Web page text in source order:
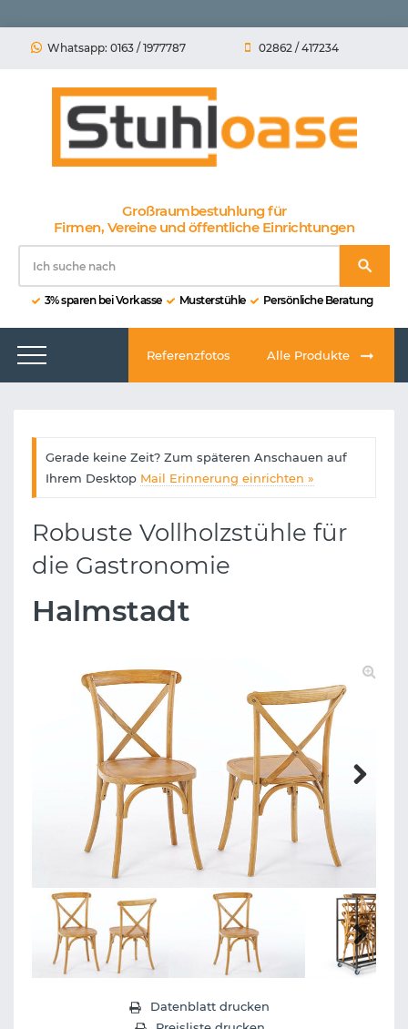
Whatsapp: 0163 / 1977787 02862 / 417234
Großraumbestuhlung für
Firmen, Vereine und öffentliche Einrichtungen
3% sparen bei Vorkasse Musterstühle Persönliche Beratung
Referenzfotos Alle Produkte
Gerade keine Zeit? Zum späteren Anschauen auf
Ihrem Desktop Mail Erinnerung einrichten »
Robuste Vollholzstühle für
die Gastronomie
Halmstadt
Next
Datenblatt drucken